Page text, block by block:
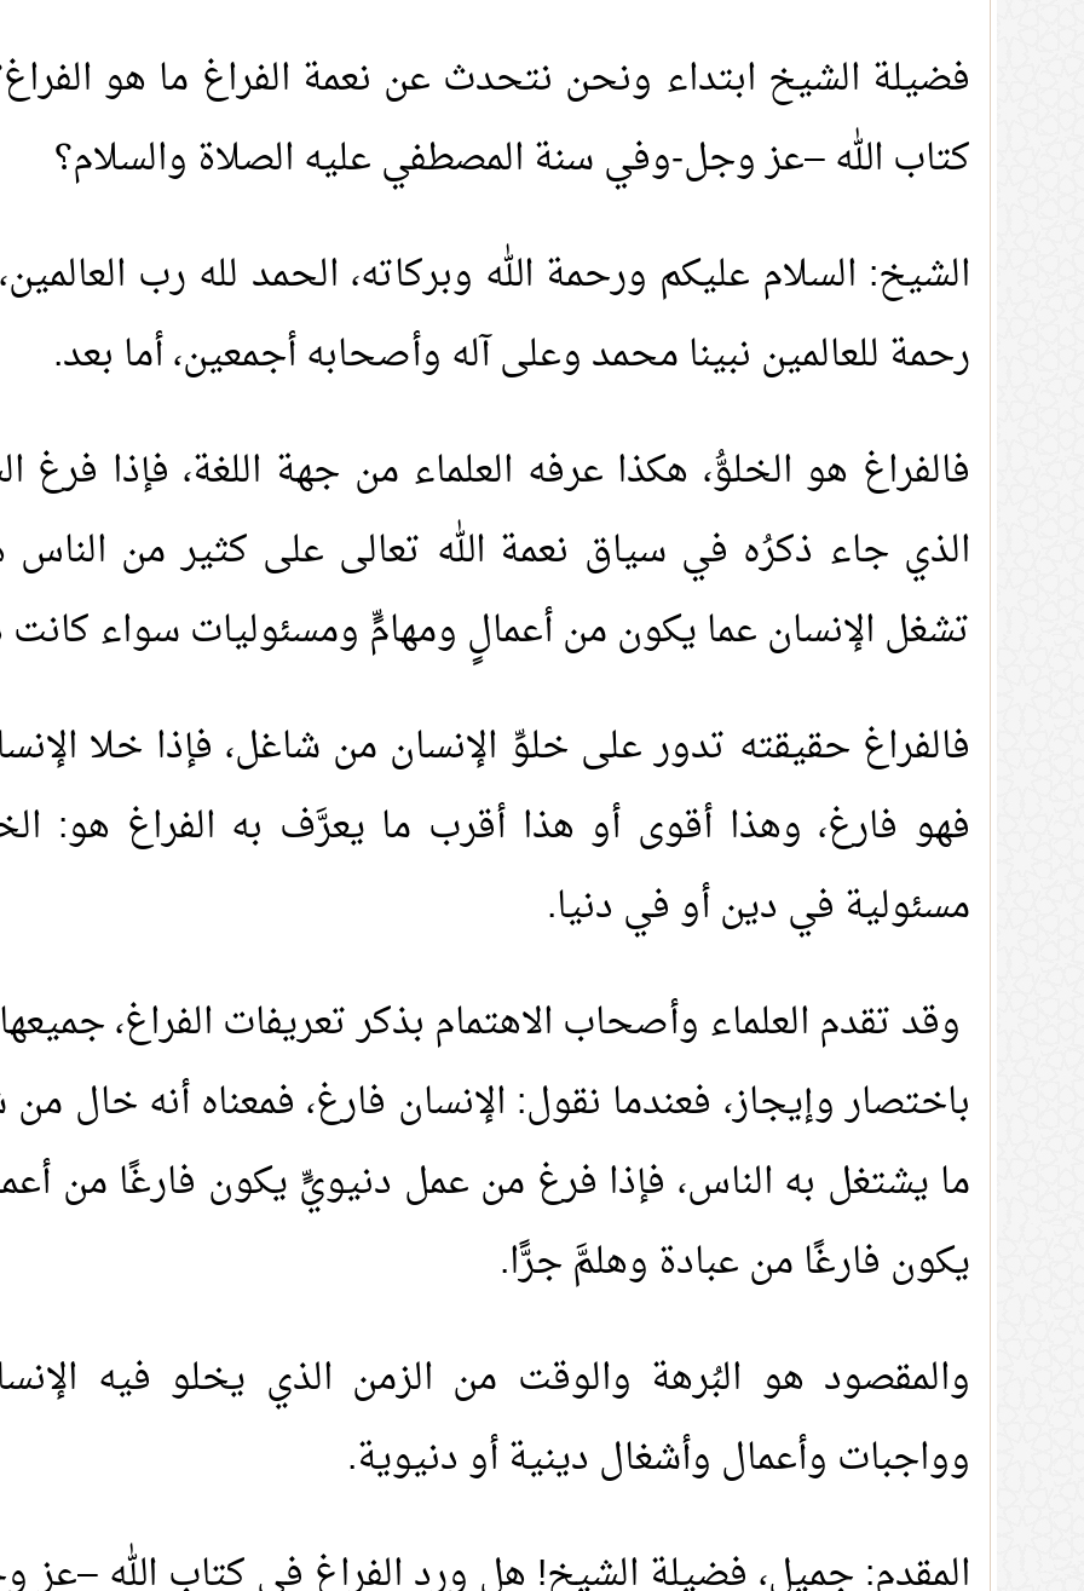
فضيلة الشيخ ابتداء ونحن نتحدث عن نعمة الفراغ ما هو
كتاب الله –عز وجل-وفي سنة المصطفي عليه الصلاة والسلام؟
الشيخ: السلام عليكم ورحمة الله وبركاته، الحمد لله رب
رحمة للعالمين نبينا محمد وعلى آله وأصحابه أجمعين، أما بعد.
فالفراغ هو الخلوُّ، هكذا عرفه العلماء من جهة اللغة، فإذا فرغ
الذي جاء ذكرُه في سياق نعمة الله تعالى على كثير من الناس
تشغل الإنسان عما يكون من أعمالٍ ومهامٍّ ومسئوليات سواء كانت
فالفراغ حقيقته تدور على خلوِّ الإنسان من شاغل، فإذا خلا
فهو فارغ، وهذا أقوى أو هذا أقرب ما يعرَّف به الفراغ هو:
مسئولية في دين أو في دنيا.
وقد تقدم العلماء وأصحاب الاهتمام بذكر تعريفات الفراغ،
باختصار وإيجاز، فعندما نقول: الإنسان فارغ، فمعناه أنه خال
ما يشتغل به الناس، فإذا فرغ من عمل دنيويٍّ يكون فارغًا من
يكون فارغًا من عبادة وهلمَّ جرًّا.
والمقصود هو البُرهة والوقت من الزمن الذي يخلو فيه
وواجبات وأعمال وأشغال دينية أو دنيوية.
المقدم: جميل، فضيلة الشيخ! هل ورد الفراغ في كتاب الله